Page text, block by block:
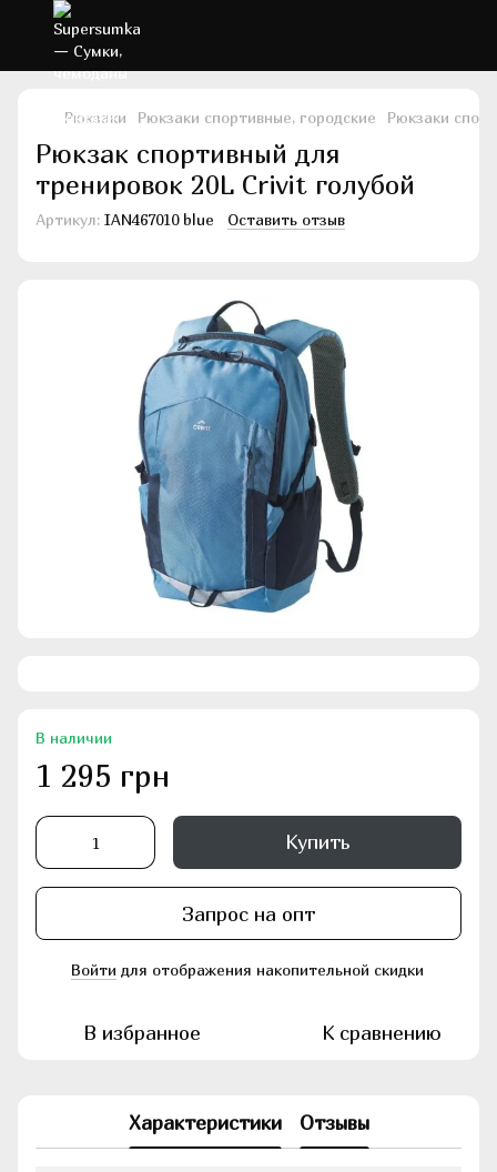
Рюкзаки Рюкзаки спортивные, городские Рюкзаки
Рюкзак спортивный для
тренировок 20L Crivit голубой
Артикул: IAN467010 blue Оставить отзыв
В наличии
1 295 грн
Купить
Запрос на опт
Войти для отображения накопительной скидки
В избранное К сравнению
Характеристики Отзывы